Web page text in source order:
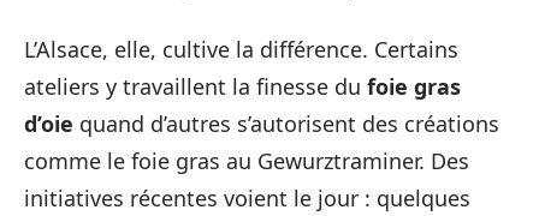
L’Alsace, elle, cultive la différence. Certains
ateliers y travaillent la finesse du foie gras
d’oie quand d’autres s’autorisent des créations
comme le foie gras au Gewurztraminer. Des
initiatives récentes voient le jour : quelques